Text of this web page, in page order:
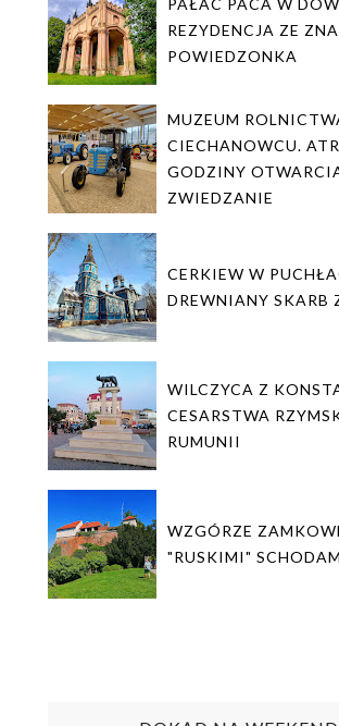
PAŁAC PACA W
REZYDENCJA ZE
POWIEDZONKA
MUZEUM
CIECHANOWCU.
GODZINY
ZWIEDZANIE
CERKIEW W
DREWNIANY SKARB
WILCZYCA Z
CESARSTWA
RUMUNII
WZGÓRZE
"RUSKIMI"